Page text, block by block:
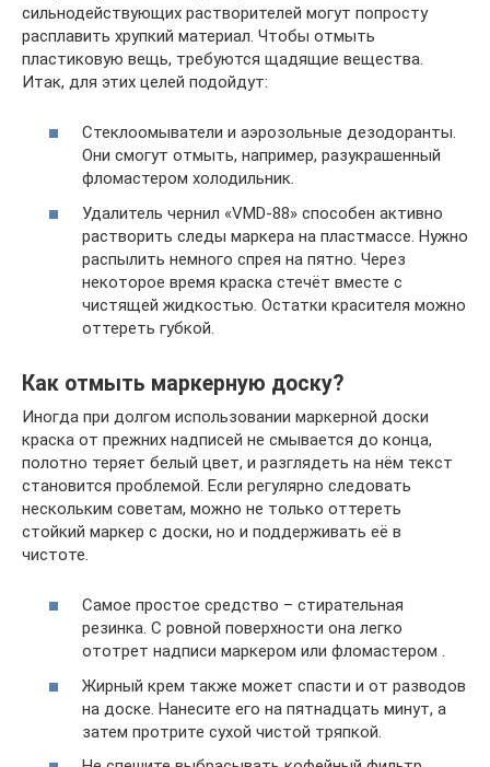
сильнодействующих растворителей могут попросту
расплавить хрупкий материал. Чтобы отмыть
пластиковую вещь, требуются щадящие вещества.
Итак, для этих целей подойдут:
Стеклоомыватели и аэрозольные дезодоранты.
Они смогут отмыть, например, разукрашенный
фломастером холодильник.
Удалитель чернил «VMD-88» способен активно
растворить следы маркера на пластмассе. Нужно
распылить немного спрея на пятно. Через
некоторое время краска стечёт вместе с
чистящей жидкостью. Остатки красителя можно
оттереть губкой.
Как отмыть маркерную доску?
Иногда при долгом использовании маркерной доски
краска от прежних надписей не смывается до конца,
полотно теряет белый цвет, и разглядеть на нём текст
становится проблемой. Если регулярно следовать
нескольким советам, можно не только оттереть
стойкий маркер с доски, но и поддерживать её в
чистоте.
Самое простое средство – стирательная
резинка. С ровной поверхности она легко
ототрет надписи маркером или фломастером .
Жирный крем также может спасти и от разводов
на доске. Нанесите его на пятнадцать минут, а
затем протрите сухой чистой тряпкой.